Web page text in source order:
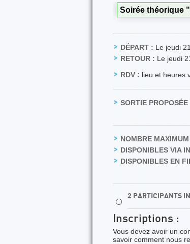
Soirée théorique
DÉPART : Le jeudi
RETOUR : Le jeudi
RDV : lieu et heures
SORTIE PROPOSÉE
NOMBRE
DISPONIBLES VIA
DISPONIBLES EN
⚪
2 PARTICIPANTS
Inscriptions :
Vous devez avoir un
savoir comment nous